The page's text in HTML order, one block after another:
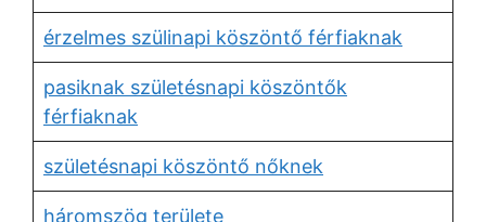
érzelmes szülinapi köszöntő férfiaknak
pasiknak születésnapi köszöntők
férfiaknak
születésnapi köszöntő nőknek
háromszög területe